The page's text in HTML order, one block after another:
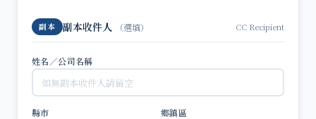
副本 副本收件人 （選填） CC Recipient
姓名／公司名稱
縣市 鄉鎮區